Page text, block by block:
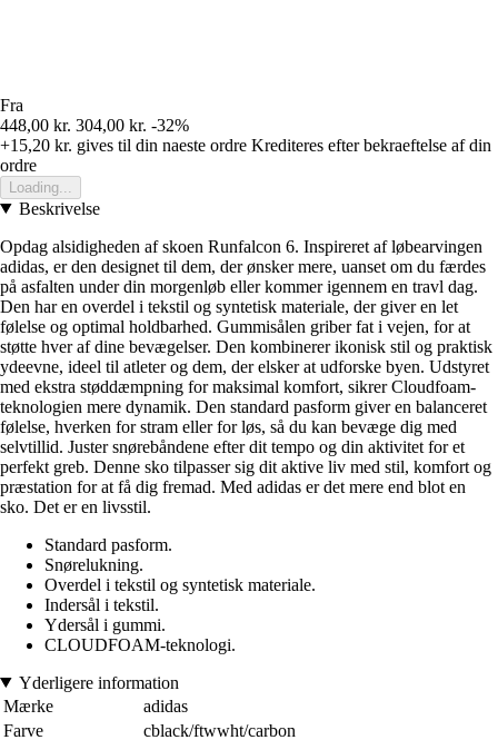
Fra
448,00 kr. 304,00 kr. -32%
+15,20 kr. gives til din naeste ordre Krediteres efter bekraeftelse af din
ordre
Loading...
Beskrivelse
Opdag alsidigheden af skoen Runfalcon 6. Inspireret af løbearvingen
adidas, er den designet til dem, der ønsker mere, uanset om du færdes
på asfalten under din morgenløb eller kommer igennem en travl dag.
Den har en overdel i tekstil og syntetisk materiale, der giver en let
følelse og optimal holdbarhed. Gummisålen griber fat i vejen, for at
støtte hver af dine bevægelser. Den kombinerer ikonisk stil og praktisk
ydeevne, ideel til atleter og dem, der elsker at udforske byen. Udstyret
med ekstra støddæmpning for maksimal komfort, sikrer Cloudfoam-
teknologien mere dynamik. Den standard pasform giver en balanceret
følelse, hverken for stram eller for løs, så du kan bevæge dig med
selvtillid. Juster snørebåndene efter dit tempo og din aktivitet for et
perfekt greb. Denne sko tilpasser sig dit aktive liv med stil, komfort og
præstation for at få dig fremad. Med adidas er det mere end blot en
sko. Det er en livsstil.
Standard pasform.
Snørelukning.
Overdel i tekstil og syntetisk materiale.
Indersål i tekstil.
Ydersål i gummi.
CLOUDFOAM-teknologi.
Yderligere information
Mærke
adidas
Farve
cblack/ftwwht/carbon